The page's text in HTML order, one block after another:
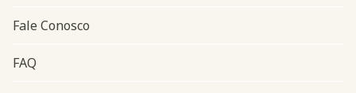
Fale Conosco
FAQ